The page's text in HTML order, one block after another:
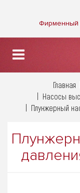
Фирменный
Главная
Насосы
Плунжерный